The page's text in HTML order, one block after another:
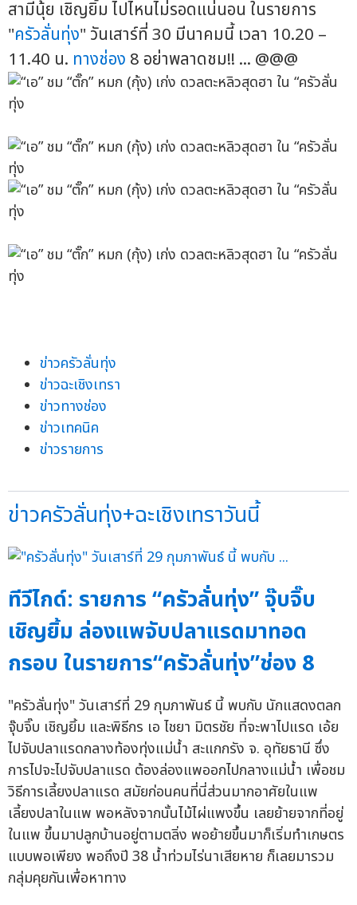
สามีนุ้ย เชิญยิ้ม ไปไหนไม่รอดแน่นอน ในรายการ
"ครัวลั่นทุ่ง" วันเสาร์ที่ 30 มีนาคมนี้ เวลา 10.20 –
11.40 น. ทางช่อง 8 อย่าพลาดชม!! ... @@@
ข่าวครัวลั่นทุ่ง
ข่าวฉะเชิงเทรา
ข่าวทางช่อง
ข่าวเทคนิค
ข่าวรายการ
ข่าวครัวลั่นทุ่ง+ฉะเชิงเทราวันนี้
ทีวีไกด์: รายการ “ครัวลั่นทุ่ง” จุ๊บจิ๊บ
เชิญยิ้ม ล่องแพจับปลาแรดมาทอด
กรอบ ในรายการ“ครัวลั่นทุ่ง”ช่อง 8
"ครัวลั่นทุ่ง" วันเสาร์ที่ 29 กุมภาพันธ์ นี้ พบกับ นักแสดงตลก
จุ๊บจิ๊บ เชิญยิ้ม และพิธีกร เอ ไชยา มิตรชัย ที่จะพาไปแรด เอ้ย
ไปจับปลาแรดกลางท้องทุ่งแม่น้ำ สะแกกรัง จ. อุทัยธานี ซึ่ง
การไปจะไปจับปลาแรด ต้องล่องแพออกไปกลางแม่น้ำ เพื่อชม
วิธีการเลี้ยงปลาแรด สมัยก่อนคนที่นี่ส่วนมากอาศัยในแพ
เลี้ยงปลาในแพ พอหลังจากนั้นไม้ไผ่แพงขึ้น เลยย้ายจากที่อยู่
ในแพ ขึ้นมาปลูกบ้านอยู่ตามตลิ่ง พอย้ายขึ้นมาก็เริ่มทำเกษตร
แบบพอเพียง พอถึงปี 38 น้ำท่วมไร่นาเสียหาย ก็เลยมารวม
กลุ่มคุยกันเพื่อหาทาง